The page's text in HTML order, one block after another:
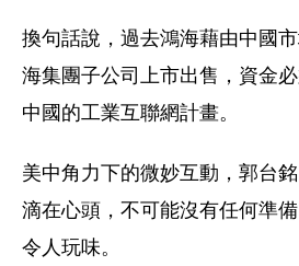
換句話說，過去鴻海藉由中國
海集團子公司上市出售，資金
中國的工業互聯網計畫。
美中角力下的微妙互動，郭台
滴在心頭，不可能沒有任何準
令人玩味。